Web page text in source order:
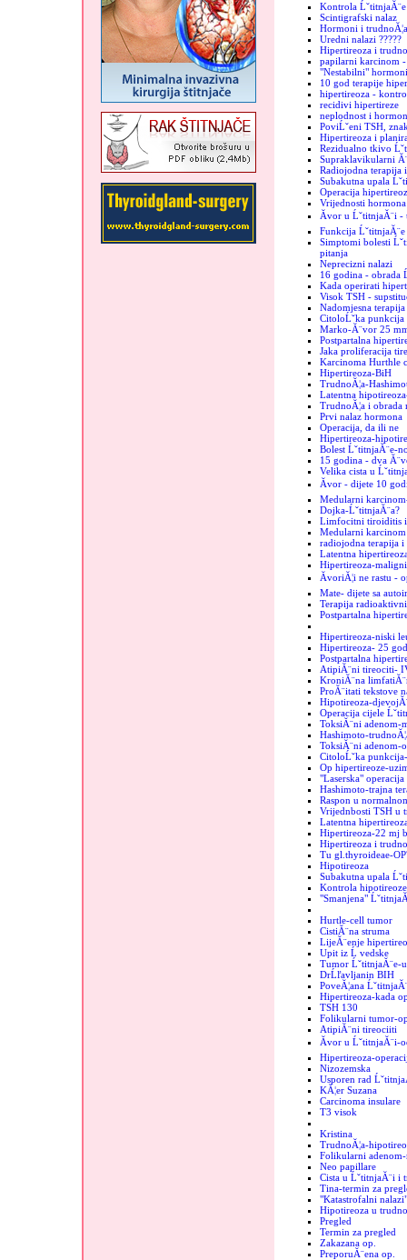
Kontrola
Scintigrafski nalaz
Hormoni i trudnoĂ¦a
Uredni nalazi ?????
Hipertireoza i
papilarni karcinom
"Nestabilni" hormoni
10 god terapije
hipertireoza -
recidivi hipertireze
neplodnost i
PoviĹˇeni TSH,
Hipertireoza i
Rezidualno tkivo
Supraklavikularni
Radiojodna terapija
Subakutna upala
Operacija
Vrijednosti hormona
Ăvor u ĹˇtitnjaĂ¨i -
Funkcija ĹˇtitnjaĂ¨e
Simptomi bolesti
pitanja
Neprecizni nalazi
16 godina - obrada
Kada operirati
Visok TSH -
Nadomjesna
CitoloĹˇka punkcija
Marko-Ă¨vor 25
Postpartalna
Jaka proliferacija
Karcinoma Hurthle
Hipertireoza-BiH
TrudnoĂ¦a-
Latentna
TrudnoĂ¦a i obrada
Prvi nalaz hormona
Operacija, da ili ne
Hipertireoza-
Bolest ĹˇtitnjaĂ¨e-
15 godina - dva
Velika cista u
Ăvor - dijete 10
Medularni
Dojka-ĹˇtitnjaĂ¨a?
Limfocitni tiroiditis i
Medularni
radiojodna terapija i
Latentna
Hipertireoza-
ĂvoriĂ¦i ne rastu -
Mate- dijete sa
Terapija
Postpartalna
Hipertireoza-niski
Hipertireoza- 25 god
Postpartalna
AtipiĂ¨ni tireociti-
KroniĂ¨na
ProĂ¨itati tekstove
Hipotireoza-
Operacija cijele
ToksiĂ¨ni adenom-
Hashimoto-
ToksiĂ¨ni adenom-
CitoloĹˇka
Op hipertireoze-
"Laserska" operacija
Hashimoto-trajna
Raspon u
Vrijednbosti TSH u
Latentna
Hipertireoza-22 mj
Hipertireoza i
Tu gl.thyroideae-
Hipotireoza
Subakutna upala
Kontrola hipotireoze
"Smanjena"
Hurtle-cell tumor
CistiĂ¨na struma
LijeĂ¨enje
Upit iz Ĺ vedske
Tumor ĹˇtitnjaĂ¨e-
DrĹľavljanin BIH
PoveĂ¦ana
Hipertireoza-kada
TSH 130
Folikularni tumor-
AtipiĂ¨ni tireociiti
Ăvor u ĹˇtitnjaĂ¨i-
Hipertireoza-
Nizozemska
Usporen rad
KĂ¦er Suzana
Carcinoma insulare
T3 visok
Kristina
TrudnoĂ¦a-
Folikularni adenom-
Neo papillare
Cista u ĹˇtitnjaĂ¨i i
Tina-termin za
"Katastrofalni
Hipotireoza u
Pregled
Termin za pregled
Zakazana op.
PreporuĂ¨ena op.